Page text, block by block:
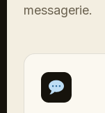
messagerie.